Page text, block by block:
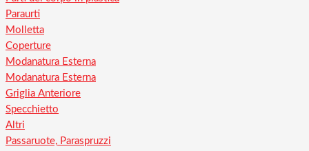
Paraurti
Molletta
Coperture
Modanatura Esterna
Modanatura Esterna
Griglia Anteriore
Specchietto
Altri
Passaruote, Paraspruzzi